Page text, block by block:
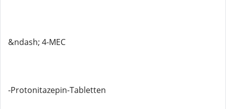
&ndash; 4-MEC
-Protonitazepin-Tabletten